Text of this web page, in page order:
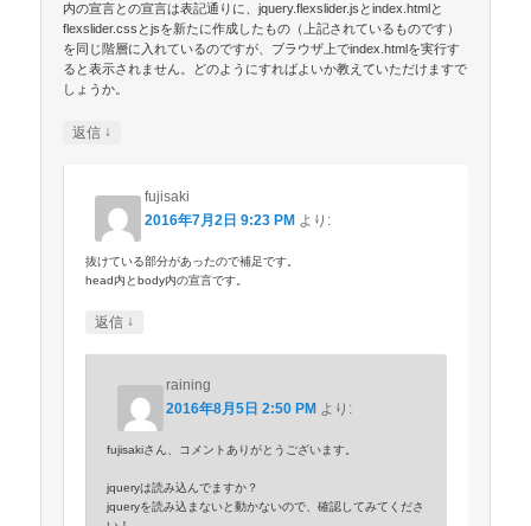
内の宣言との宣言は表記通りに、jquery.flexslider.jsとindex.htmlと
flexslider.cssとjsを新たに作成したもの（上記されているものです）
を同じ階層に入れているのですが、ブラウザ上でindex.htmlを実行す
ると表示されません。どのようにすればよいか教えていただけますで
しょうか。
返信 ↓
fujisaki
2016年7月2日 9:23 PM より:
抜けている部分があったので補足です。
head内とbody内の宣言です。
返信 ↓
raining
2016年8月5日 2:50 PM より:
fujisakiさん、コメントありがとうございます。
jqueryは読み込んでますか？
jqueryを読み込まないと動かないので、確認してみてくださ